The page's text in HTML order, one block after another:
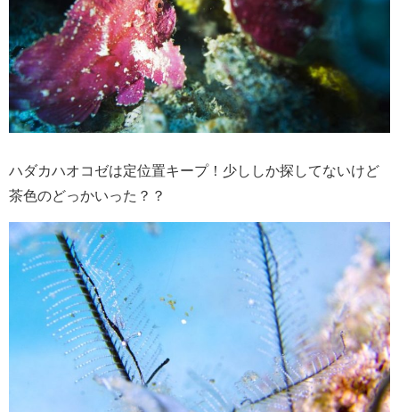
ハダカハオコゼは定位置キープ！少ししか探してないけど
茶色のどっかいった？？